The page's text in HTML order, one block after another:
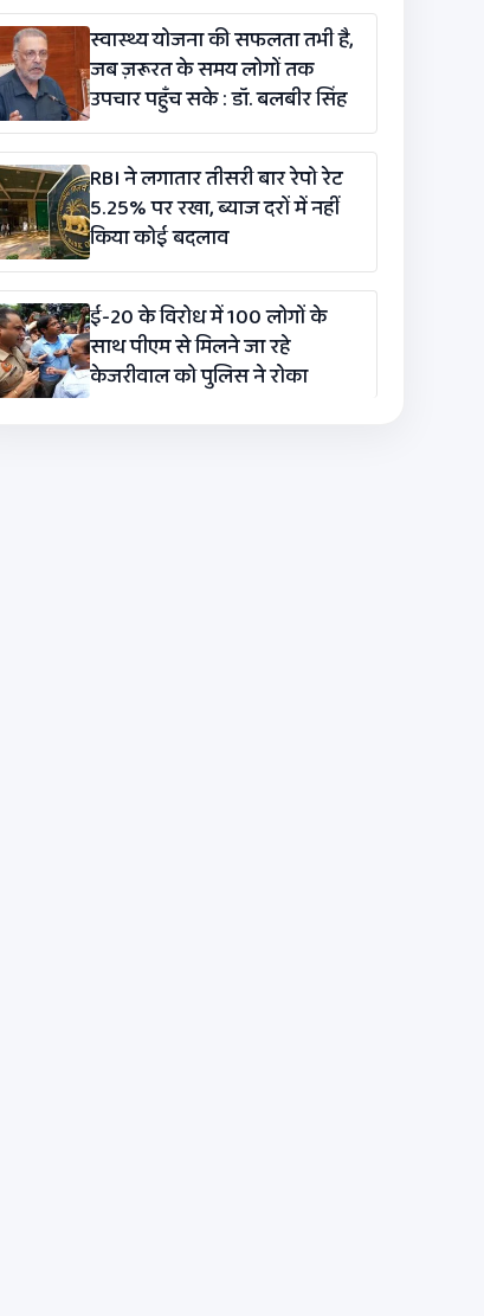
स्वास्थ्य योजना की सफलता तभी है,
जब ज़रूरत के समय लोगों तक
उपचार पहुँच सके : डॉ. बलबीर सिंह
RBI ने लगातार तीसरी बार रेपो रेट
5.25% पर रखा, ब्याज दरों में नहीं
किया कोई बदलाव
ई-20 के विरोध में 100 लोगों के
साथ पीएम से मिलने जा रहे
केजरीवाल को पुलिस ने रोका